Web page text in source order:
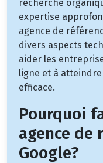
recherche
expertise
agence de
divers aspects
aider les
ligne et à
efficace.
Pourquoi
agence de
Google?